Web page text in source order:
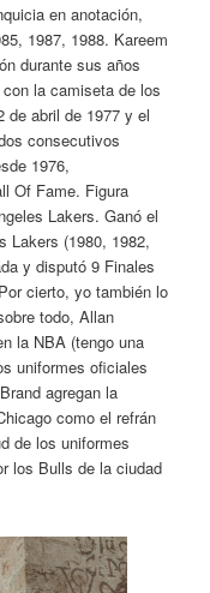
en anotación,
1987, 1988. Kareem
durante sus años
la camiseta de los
de abril de 1977 y el
consecutivos
1976,
Of Fame. Figura
Lakers. Ganó el
Lakers (1980, 1982,
y disputó 9 Finales
cierto, yo también lo
todo, Allan
la NBA (tengo una
uniformes oficiales
agregan la
como el refrán
de los uniformes
los Bulls de la ciudad